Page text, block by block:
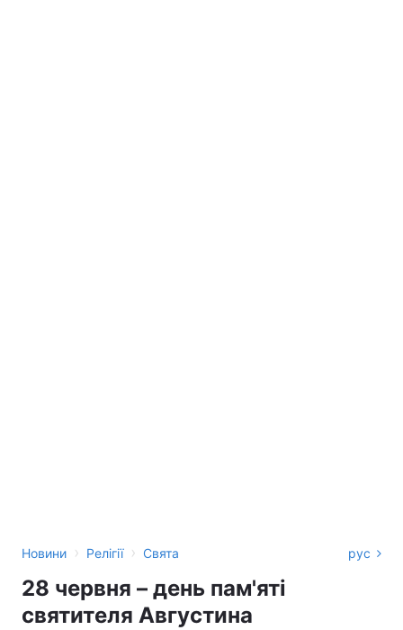
Новини › Релігії › Свята рус
28 червня – день пам'яті
святителя Августина